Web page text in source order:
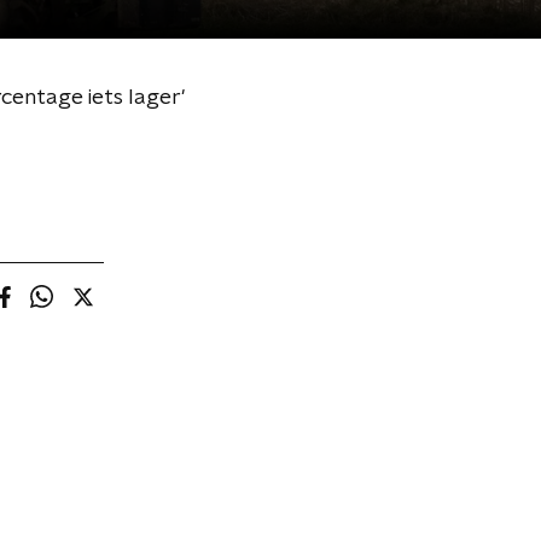
iets lager'